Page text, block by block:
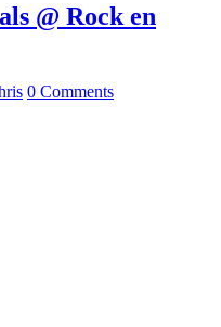
@ Rock en
0 Comments